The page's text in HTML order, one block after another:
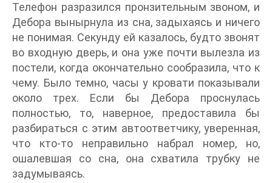
Телефон разразился пронзительным звоном, и
Дебора вынырнула из сна, задыхаясь и ничего
не понимая. Секунду ей казалось, будто звонят
во входную дверь, и она уже почти вылезла из
постели, когда окончательно сообразила, что к
чему. Было темно, часы у кровати показывали
около трех. Если бы Дебора проснулась
полностью, то, наверное, предоставила бы
разбираться с этим автоответчику, уверенная,
что кто-то неправильно набрал номер, но,
ошалевшая со сна, она схватила трубку не
задумываясь.